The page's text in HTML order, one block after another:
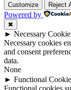
Customize Reject
Powered by
✖
► Necessary
Necessary cookies
and consent
data.
None
► Functional
Functional cookies